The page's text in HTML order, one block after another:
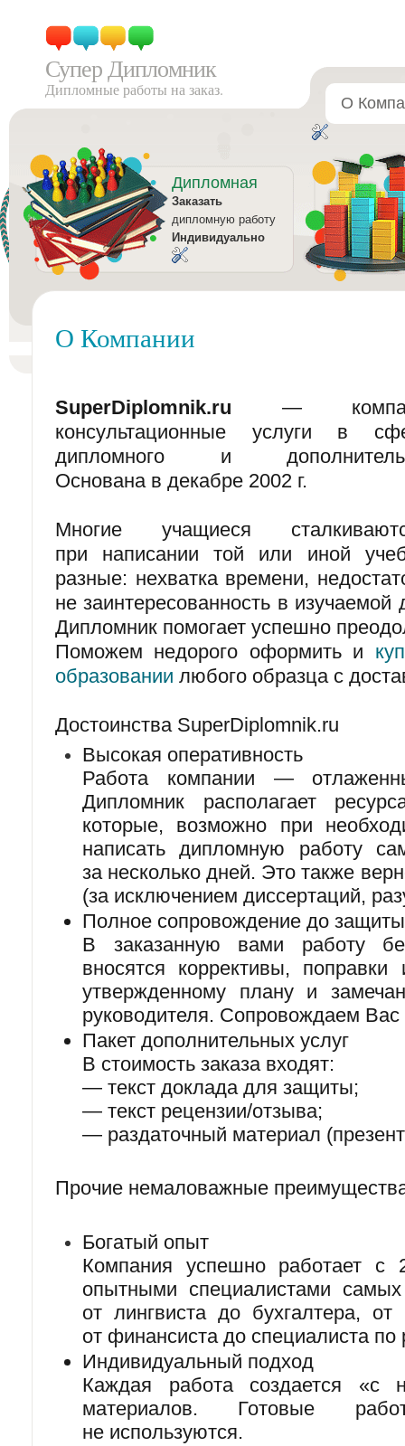
Супер Дипломник
Дипломные работы на заказ.
О
Дипломная
Заказать
дипломную работу
Индивидуально
О Компании
SuperDiplomnik.ru —
консультационные услуги в
дипломного и
Основана в декабре 2002 г.
Многие учащиеся
при написании той или иной
разные: нехватка времени,
не заинтересованность в
Дипломник помогает успешно
Поможем недорого оформить и
образовании любого образца с
Достоинства SuperDiplomnik.ru
Высокая оперативность
Работа компании —
Дипломник располагает
которые, возможно при
написать дипломную работу
за несколько дней. Это также
(за исключением диссертаций,
Полное сопровождение до защиты
В заказанную вами работу
вносятся коррективы, поправки
утвержденному плану и
руководителя. Сопровождаем
Пакет дополнительных услуг
В стоимость заказа входят:
— текст доклада для защиты;
— текст рецензии/отзыва;
— раздаточный материал
Прочие немаловажные
Богатый опыт
Компания успешно работает с
опытными специалистами
от лингвиста до бухгалтера,
от финансиста до специалиста
Индивидуальный подход
Каждая работа создается «с
материалов. Готовые
не используются.